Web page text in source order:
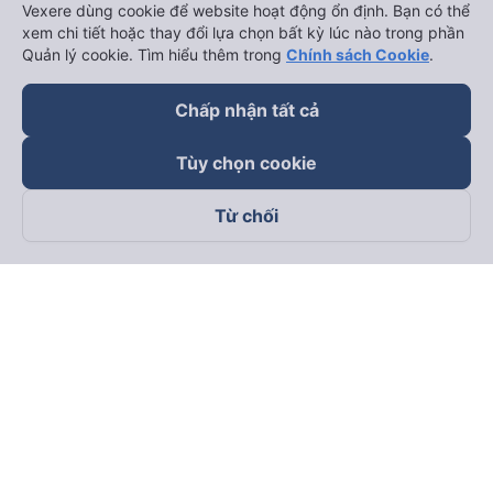
Theo dõi chúng tôi trên
Vexere dùng cookie để website hoạt động ổn định. Bạn có thể
xem chi tiết hoặc thay đổi lựa chọn bất kỳ lúc nào trong phần
Quản lý cookie. Tìm hiểu thêm trong Chính sách Cookie.
Chấp nhận tất cả
Tùy chọn cookie
Từ chối